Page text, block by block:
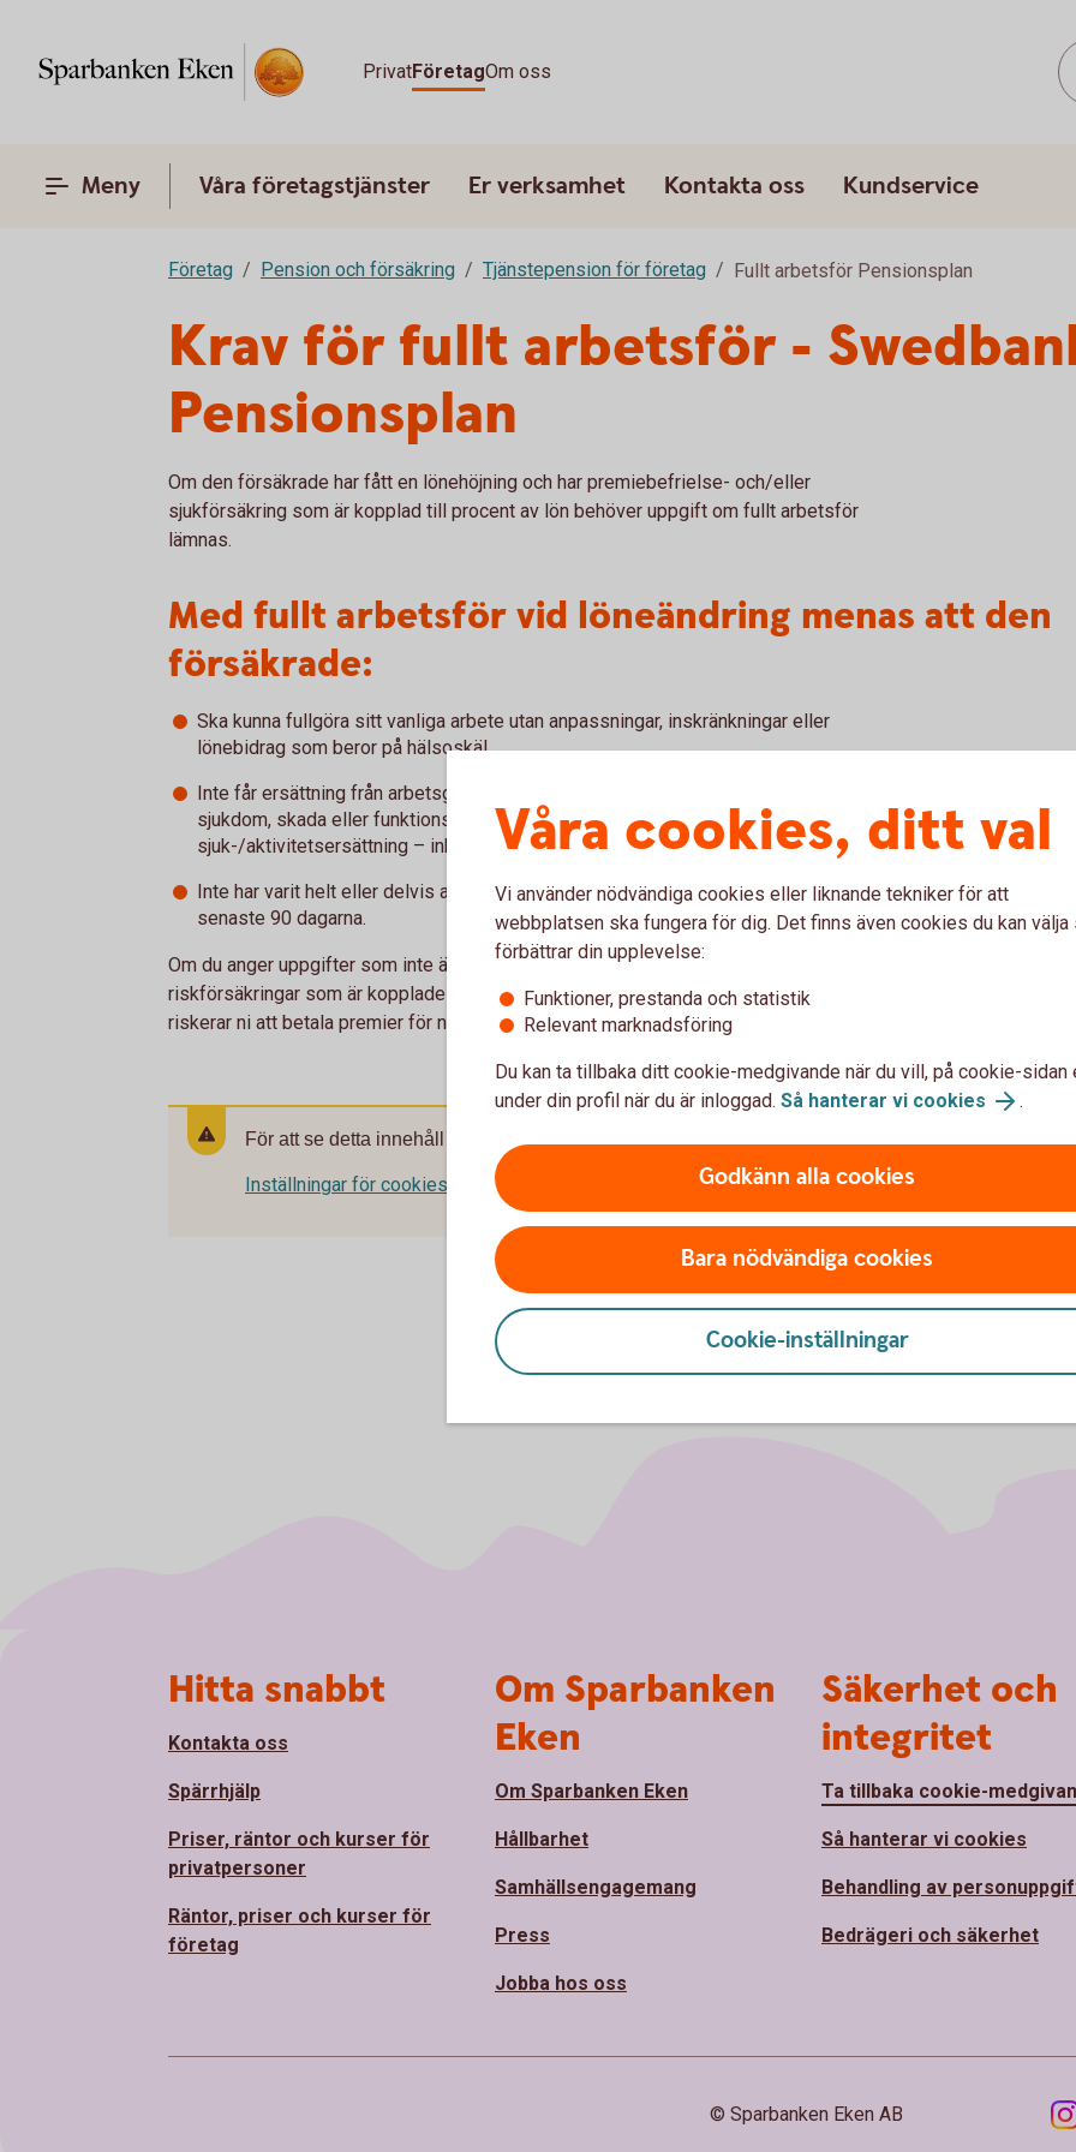
PrivatFöretagOm oss
Meny Våra företagstjänster Er verksamhet Kontakta oss Kundservice
Företag Pension och försäkring Tjänstepension för företag Fullt arbetsför Pensionsplan
Krav för fullt arbetsför -
Pensionsplan
Om den försäkrade har fått en lönehöjning och har premiebefrielse- och/eller
sjukförsäkring som är kopplad till procent av lön behöver uppgift om fullt arbetsför
lämnas.
Med fullt arbetsför vid löneändring menas att den
försäkrade:
Ska kunna fullgöra sitt vanliga arbete utan anpassningar, inskränkningar eller
lönebidrag som beror på hälsoskäl.
Inte får ersättning från arbetsgivare eller Försäkringskassan som har samband med
sjukdom, skada eller funktionsnedsättning (t ex sjuklön, sjukpenning,
sjuk-/aktivitetsersättning – inklusive vilande sådan).
Inte har varit helt eller delvis arbetsoförmögen i mer än 14 dagar i följd under de
senaste 90 dagarna.
Om du anger uppgifter som inte är sanna eller fullständiga kan det innebära att
riskförsäkringar som är kopplade till försäkringen inte gäller när de behöver utnyttjas. Då
riskerar ni att betala premier för något ni inte kan använda fullt ut.
För att se detta innehåll behöver du först godkänna cookies för Funktioner, prestanda och statistik.
Inställningar för cookies
Våra cookies, ditt val
Vi använder nödvändiga cookies eller liknande tekniker för att
webbplatsen ska fungera för dig. Det finns även cookies du kan välja
förbättrar din upplevelse:
Funktioner, prestanda och statistik
Relevant marknadsföring
Du kan ta tillbaka ditt cookie-medgivande när du vill, på cookie-sidan
under din profil när du är inloggad. Så hanterar vi cookies .
Godkänn alla cookies
Bara nödvändiga cookies
Cookie-inställningar
Hitta snabbt
Kontakta oss
Spärrhjälp
Priser, räntor och kurser för
privatpersoner
Räntor, priser och kurser för
företag
Om Sparbanken
Eken
Om Sparbanken Eken
Hållbarhet
Samhällsengagemang
Press
Jobba hos oss
Säkerhet och
integritet
Ta tillbaka cookie-
Så hanterar vi cookies
Behandling av
Bedrägeri och säkerhet
© Sparbanken Eken AB